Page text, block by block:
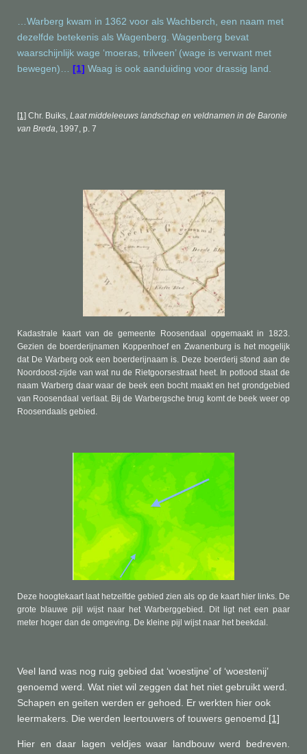
…Warberg kwam in 1362 voor als Wachberch, een naam met
dezelfde betekenis als Wagenberg. Wagenberg bevat
waarschijnlijk wage ‘moeras, trilveen’ (wage is verwant met
bewegen)… [1] Waag is ook aanduiding voor drassig land.
[1] Chr. Buiks, Laat middeleeuws landschap en veldnamen in de Baronie
van Breda , 1997, p. 7
Kadastrale kaart van de gemeente Roosendaal opgemaakt in 1823.
Gezien de boerderijnamen Koppenhoef en Zwanenburg is het mogelijk
dat De Warberg ook een boerderijnaam is. Deze boerderij stond aan de
Noordoost-zijde van wat nu de Rietgoorsestraat heet. In potlood staat de
naam Warberg daar waar de beek een bocht maakt en het grondgebied
van Roosendaal verlaat. Bij de Warbergsche brug komt de beek weer op
Roosendaals gebied.
Deze hoogtekaart laat hetzelfde gebied zien als op de kaart hier links. De
grote blauwe pijl wijst naar het Warberggebied. Dit ligt net een paar
meter hoger dan de omgeving. De kleine pijl wijst naar het beekdal.
Veel land was nog ruig gebied dat ‘woestijne’ of ‘woestenij’
genoemd werd. Wat niet wil zeggen dat het niet gebruikt werd.
Schapen en geiten werden er gehoed. Er werkten hier ook
leermakers. Die werden leertouwers of touwers genoemd.[1]
Hier en daar lagen veldjes waar landbouw werd bedreven.